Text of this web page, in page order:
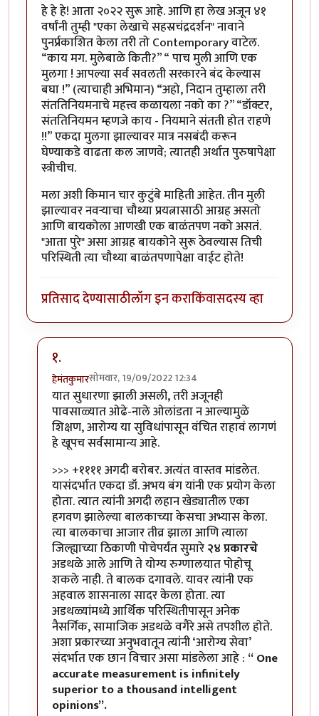
हे हे हे! आता २०२२ सुरू आहे. आणि हा लेख अजून ४१
वर्षांनी तुम्ही "एका लेखाचे सहस्रचंद्रदर्शन" नावाने
पुनर्प्रकाशित केला तरी तो Contemporary वाटेल.
“काय मग. मुलेबाळे किती?” “ पाच मुली आणि एक
मुलगा ! आपल्या सर्व सवलती सरकारने बंद केल्यास
बघा !” (त्याचाही अभिमान) “अहो, निदान तुम्हाला तरी
संततिनियमनाचे महत्त्व कळायला नको का ?” “डॉक्टर,
संततिनियमन म्हणजे काय - नियमाने संतती होत राहणे
!!” एकदा मुलगा झाल्यावर मात्र नसबंदी करून
घेण्याकडे वाढता कल जाणवे; त्यातही अर्थात पुरुषापेक्षा
स्त्रीचीच.
मला अशी किमान चार कुटुंबे माहिती आहेत. तीन मुली
झाल्यावर नवर्‍याचा चौथ्या प्रयत्नासाठी आग्रह असतो
आणि बायकोला आणखी एक बाळंतपण नको असतं.
"आता पुरे" असा आग्रह बायकोने सुरू ठेवल्यास तिची
परिस्थिती त्या चौथ्या बाळंतपणापेक्षा वाईट होते!
प्रतिसाद देण्यासाठीलॉग इन कराकिंवासदस्य व्हा
१.
हेमंतकुमारसोमवार, 19/09/2022 12:34
In reply toरोचक आठवणीbyतुषार काळभोर
यात सुधारणा झाली असली, तरी अजूनही
पावसाळ्यात ओढे-नाले ओलांडता न आल्यामुळे
शिक्षण, आरोग्य या सुविधांपासून वंचित राहावं लागणं
हे खूपच सर्वसामान्य आहे.
>>> +११११ अगदी बरोबर. अत्यंत वास्तव मांडलेत.
यासंदर्भात एकदा डॉ. अभय बंग यांनी एक प्रयोग केला
होता. त्यात त्यांनी अगदी लहान खेड्यातील एका
हगवण झालेल्या बालकाच्या केसचा अभ्यास केला.
त्या बालकाचा आजार तीव्र झाला आणि त्याला
जिल्ह्याच्या ठिकाणी पोचेपर्यंत सुमारे२४ प्रकारचे
अडथळे आले आणि ते योग्य रुग्णालयात पोहोचू
शकले नाही. ते बालक दगावले. यावर त्यांनी एक
अहवाल शासनाला सादर केला होता. त्या
अडथळ्यांमध्ये आर्थिक परिस्थितीपासून अनेक
नैसर्गिक, सामाजिक अडथळे वगैरे असे तपशील होते.
अशा प्रकारच्या अनुभवातून त्यांनी ‘आरोग्य सेवा’
संदर्भात एक छान विचार असा मांडलेला आहे : “ One
accurate measurement is infinitely
superior to a thousand intelligent
opinions”.